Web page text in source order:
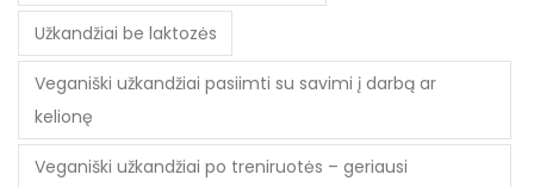
Užkandžiai be laktozės
Veganiški užkandžiai pasiimti su savimi į darbą ar
kelionę
Veganiški užkandžiai po treniruotės – geriausi